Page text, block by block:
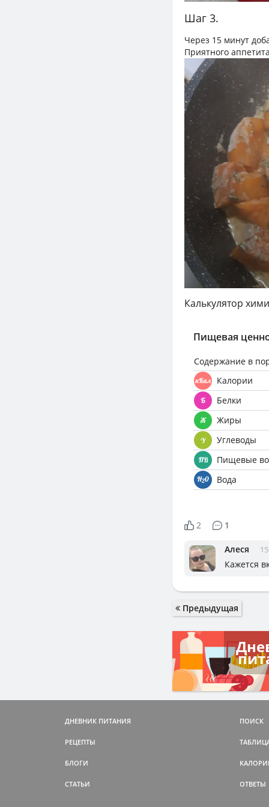
Шаг 3.
Через 15 минут
Приятного
Калькулятор
Пищевая
Содержание в
Калории
Белки
Жиры
Углеводы
Пищевые
Вода
2 1
Алеся
Кажется
Предыдущая
ДНЕВНИК ПИТАНИЯ
РЕЦЕПТЫ
БЛОГИ
СТАТЬИ
ПОИСК
ОТВЕТЫ